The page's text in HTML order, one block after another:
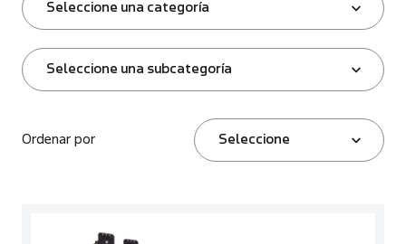
Seleccione una categoría
Seleccione una subcategoría
Ordenar por Seleccione